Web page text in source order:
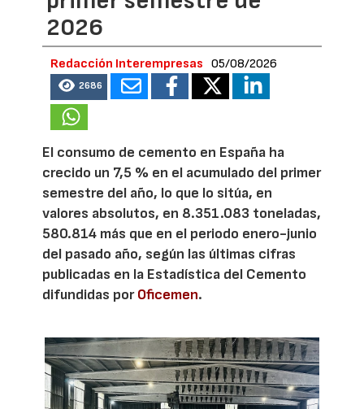
2026
Redacción Interempresas 05/08/2026
2686
El consumo de cemento en España ha
crecido un 7,5 % en el acumulado del primer
semestre del año, lo que lo sitúa, en
valores absolutos, en 8.351.083 toneladas,
580.814 más que en el periodo enero-junio
del pasado año, según las últimas cifras
publicadas en la Estadística del Cemento
difundidas porOficemen.